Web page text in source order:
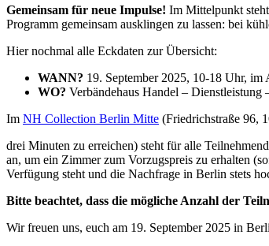
Gemeinsam für neue Impulse! Im Mittelpunkt
Programm gemeinsam ausklingen zu lassen: bei
Hier nochmal alle Eckdaten zur Übersicht:
WANN? 19. September 2025, 10-18 Uhr, im
WO? Verbändehaus Handel –
Im NH Collection Berlin Mitte (Friedrichstraße 96,
drei Minuten zu erreichen) steht für alle
an, um ein Zimmer zum Vorzugspreis zu erhalten
Verfügung steht und die Nachfrage in Berlin stets
Bitte beachtet, dass die mögliche Anzahl der
Wir freuen uns, euch am 19. September 2025 in